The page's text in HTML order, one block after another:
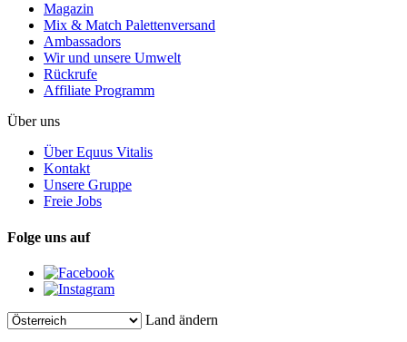
Magazin
Mix & Match Palettenversand
Ambassadors
Wir und unsere Umwelt
Rückrufe
Affiliate Programm
Über uns
Über Equus Vitalis
Kontakt
Unsere Gruppe
Freie Jobs
Folge uns auf
Land ändern